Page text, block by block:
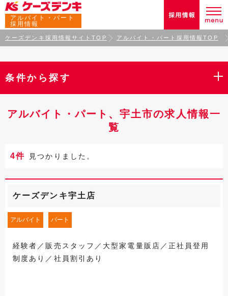
アルバイト・パート
採用情報
ケーズデンキ採用情報サイトTOP アルバイト・パート採用情報TOP
条件から探す
アルバイト・パート、宇土市の求人情報一
覧
4件 見つかりました。
ケーズデンキ宇土店
アルバイト パート
経験者／販売スタッフ／大型家電量販店／正社員登用
制度あり／社員割引あり